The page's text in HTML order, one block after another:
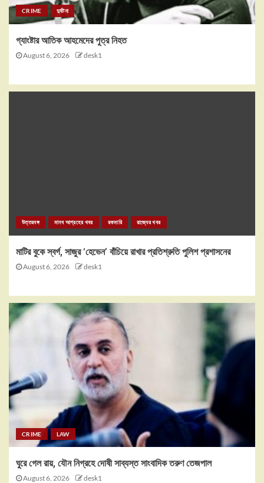
CRIME দুর্ঘটনা
গ্যাংষ্টার আতিক আহমেদের পুত্র নিহত
August 6, 2026 desk1
উত্তরবঙ্গ মানব আগ্রহের খবর রকমারি রাজ্যের খবর
মাটির বুকে স্বর্গ, সাজুর ‘হেভেন’ বাঁচিয়ে রাখার প্রতিশ্রুতি পুলিশ প্রশাসনের
August 6, 2026 desk1
CRIME LAW
ঘুরে গেল রায়, যৌন নিগ্রহে দোষী সাব্যস্ত সাংবাদিক তরুণ তেজপাল
August 6, 2026 desk1